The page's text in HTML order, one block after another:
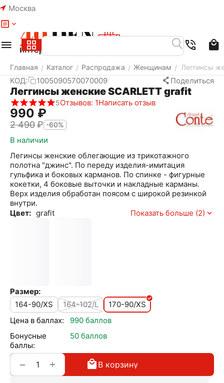
Москва
Главная / Каталог / Распродажа / Женщинам / Леггинсы
КОД: 1005090570070009 Поделиться
Леггинсы женские SCARLETT grafit
5Отзывов: 1Написать отзыв
‍990‍ ₽
2 490₽ -60%
В наличии
Легинсы женские облегающие из трикотажного
полотна "джинс". По переду изделия-имитация
гульфика и боковых карманов. По спинке - фигурные
кокетки, 4 боковые выточки и накладные карманы.
Верх изделия обработан поясом с широкой резинкой
внутри.
Цвет: grafit Показать больше (2)
Размер:
164-90/XS
164-102/L
170-90/XS
Цена в баллах:
990 баллов
Бонусные
баллы:
50 баллов
+
− В корзину
Меню